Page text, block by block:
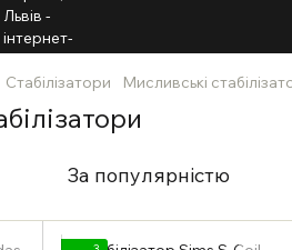
Стабілізатори Мисливські
За популярністю